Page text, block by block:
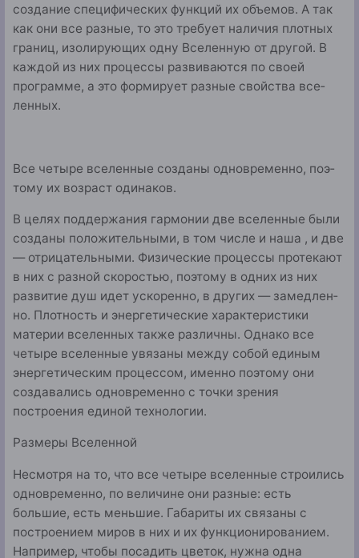
создание специфичес­ких функций их объемов. А так
как они все разные, то это требует наличия плотных
границ, изолирующих одну Все­ленную от другой. В
каждой из них процессы развиваются по своей
программе, а это формирует разные свойства все­
ленных.
Все четыре вселенные созданы одновременно, поэ­
тому их возраст одинаков.
В целях поддержания гармонии две вселенные были
со­зданы положительными, в том числе и наша , и две
— отрицательными. Физические процессы протекают
в них с разной скоростью, поэтому в одних из них
развитие душ идет ускоренно, в других — замедлен­
но. Плотность и энергетические характеристики
материи вселенных также различны. Однако все
четыре вселенные увязаны между собой единым
энергетическим процессом, именно поэтому они
создавались одновременно с точки зрения
построения единой технологии.
Размеры Вселенной
Несмотря на то, что все четыре вселенные строились
одновременно, по величине они разные: есть
большие, есть меньшие. Габариты их связаны с
построением миров в них и их функционированием.
Например, чтобы посадить цве­ток, нужна одна